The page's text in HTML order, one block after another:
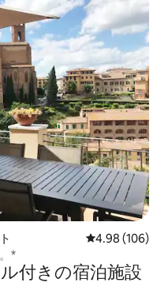
レビュー106
4.98 (106)
*
付きの宿泊施設